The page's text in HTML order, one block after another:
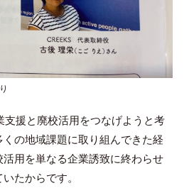
支援と廃校活用をつなげようと考
の地域課題に取り組んできた経
用を単なる企業誘致に終わらせ
たからです。